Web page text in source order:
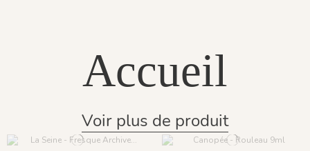
Accueil
Voir plus de produit